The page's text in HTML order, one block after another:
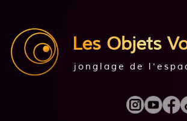
Les Objets
jonglage de